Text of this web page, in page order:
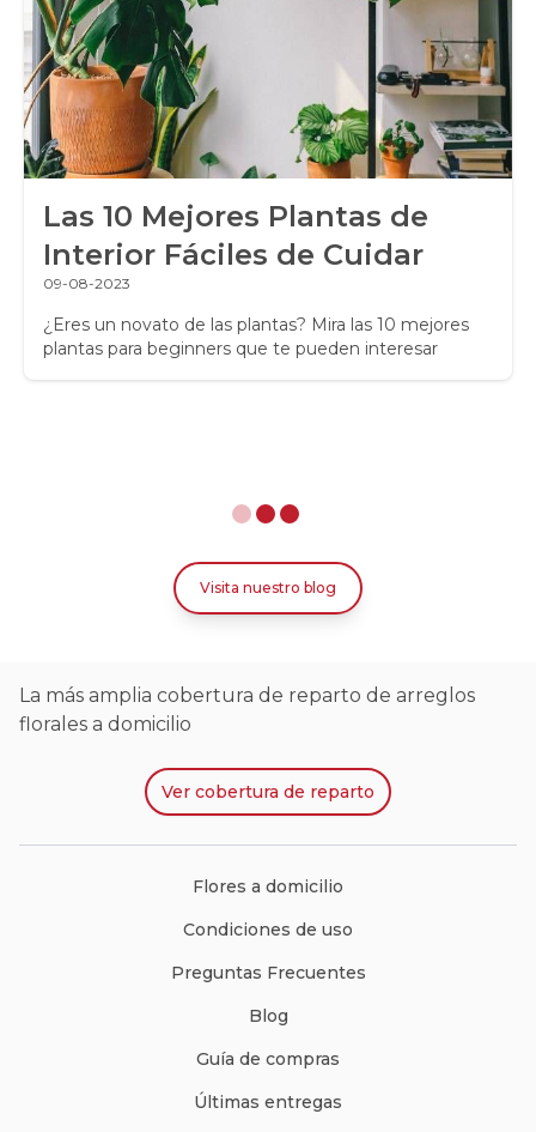
Las 10 Mejores Plantas de
Interior Fáciles de Cuidar
09-08-2023
¿Eres un novato de las plantas? Mira las 10 mejores
plantas para beginners que te pueden interesar
Visita nuestro blog
La más amplia cobertura de reparto de arreglos
florales a domicilio
Ver cobertura de reparto
Flores a domicilio
Condiciones de uso
Preguntas Frecuentes
Blog
Guía de compras
Últimas entregas